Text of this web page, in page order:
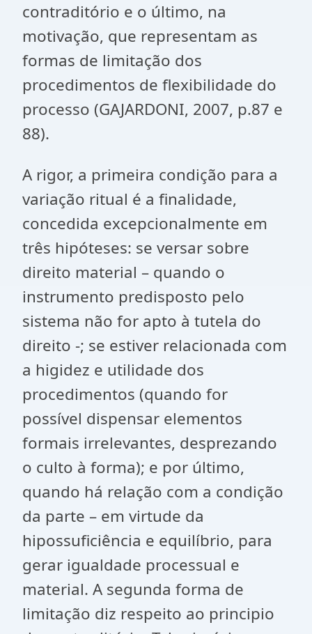
contraditório e o último, na
motivação, que representam as
formas de limitação dos
procedimentos de flexibilidade do
processo (GAJARDONI, 2007, p.87 e
88).
A rigor, a primeira condição para a
variação ritual é a finalidade,
concedida excepcionalmente em
três hipóteses: se versar sobre
direito material – quando o
instrumento predisposto pelo
sistema não for apto à tutela do
direito -; se estiver relacionada com
a higidez e utilidade dos
procedimentos (quando for
possível dispensar elementos
formais irrelevantes, desprezando
o culto à forma); e por último,
quando há relação com a condição
da parte – em virtude da
hipossuficiência e equilíbrio, para
gerar igualdade processual e
material. A segunda forma de
limitação diz respeito ao principio